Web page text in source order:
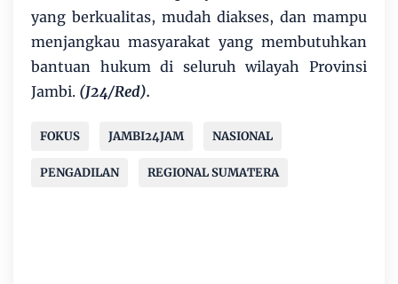
yang berkualitas, mudah diakses, dan mampu
menjangkau masyarakat yang membutuhkan
bantuan hukum di seluruh wilayah Provinsi
Jambi. (J24/Red).
FOKUS JAMBI24JAM NASIONAL
PENGADILAN REGIONAL SUMATERA